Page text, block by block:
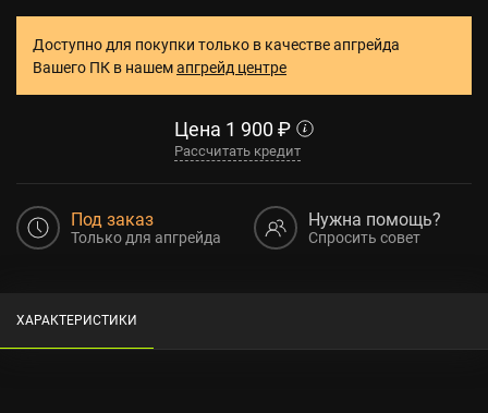
Доступно для покупки только в качестве апгрейда
Вашего ПК в нашемапгрейд центре
Цена 1 900 ₽
Рассчитать кредит
Под заказ
Только для апгрейда
Нужна помощь?
Спросить совет
ХАРАКТЕРИСТИКИ